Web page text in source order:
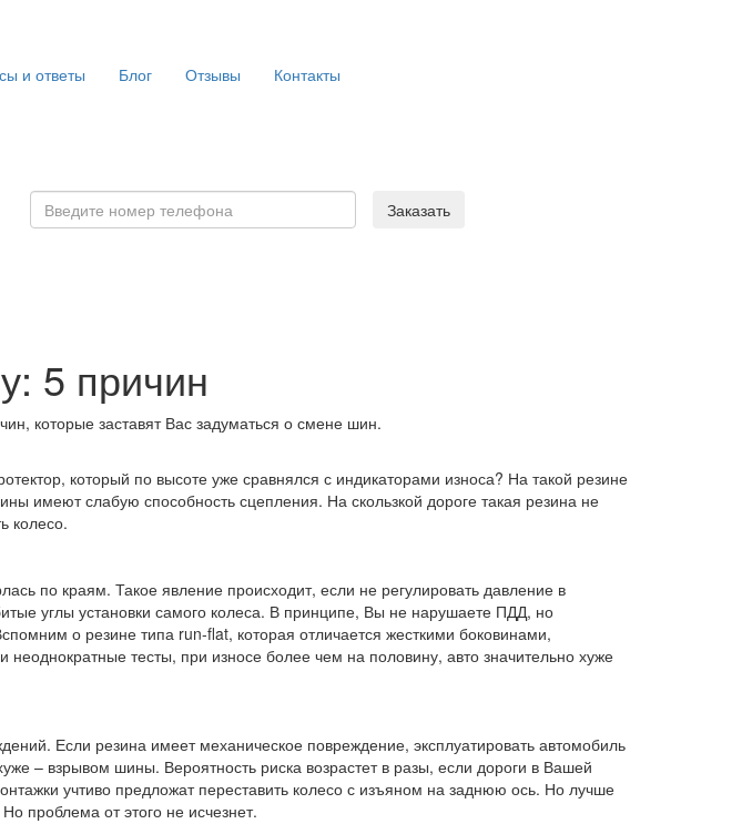
и ответы Блог Отзывы Контакты
Заказать
5 причин
которые заставят Вас задуматься о смене шин.
который по высоте уже сравнялся с индикаторами износа? На такой резине
имеют слабую способность сцепления. На скользкой дороге такая резина не
колесо.
по краям. Такое явление происходит, если не регулировать давление в
углы установки самого колеса. В принципе, Вы не нарушаете ПДД, но
о резине типа run-flat, которая отличается жесткими боковинами,
тесты, при износе более чем на половину, авто значительно хуже
Если резина имеет механическое повреждение, эксплуатировать автомобиль
– взрывом шины. Вероятность риска возрастет в разы, если дороги в Вашей
учтиво предложат переставить колесо с изъяном на заднюю ось. Но лучше
проблема от этого не исчезнет.